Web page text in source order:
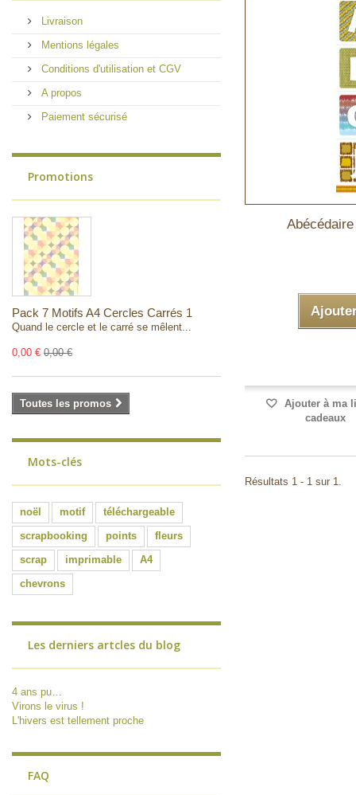
Livraison
Mentions légales
Conditions d'utilisation et CGV
A propos
Paiement sécurisé
Promotions
Pack 7 Motifs A4 Cercles Carrés 1
Quand le cercle et le carré se mêlent...
0,00 € 0,00 €
Toutes les promos
Mots-clés
noël motif
téléchargeable
scrapbooking
points
fleurs
scrap
imprimable
A4
chevrons
Les derniers artcles du blog
4 ans pu…
Virons le virus !
L'hivers est tellement proche
FAQ
Ajouter à ma
cadeaux
Résultats 1 - 1 sur 1.